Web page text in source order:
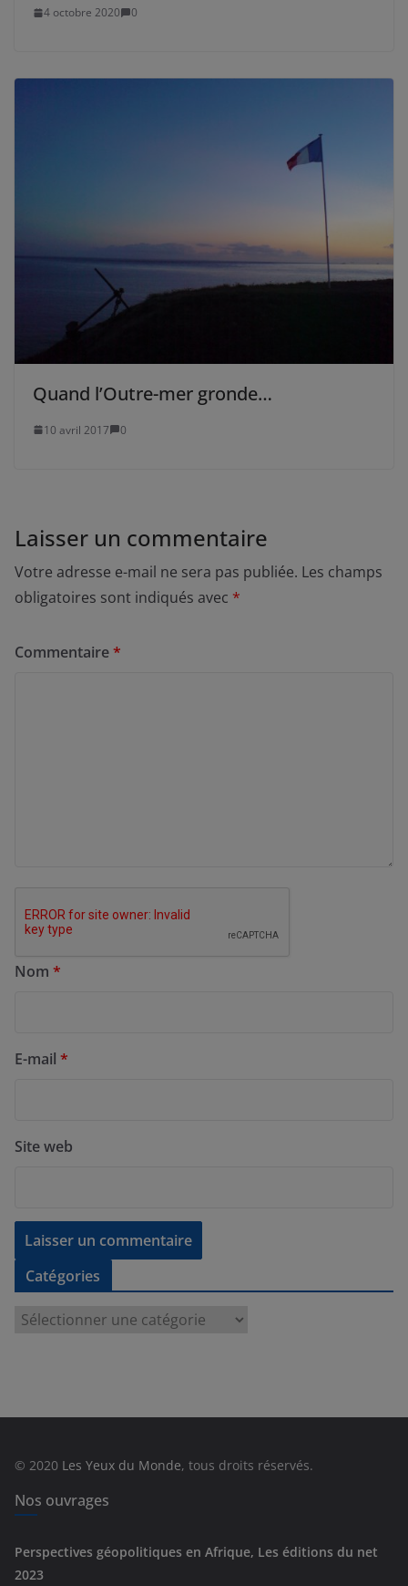
4 octobre 2020 0
Quand l’Outre-mer gronde…
10 avril 2017 0
Laisser un commentaire
Votre adresse e-mail ne sera pas publiée. Les champs
obligatoires sont indiqués avec *
Commentaire*
Nom *
E-mail *
Site web
Catégories
e
s
© 2020 Les Yeux du Monde, tous droits réservés.
Nos ouvrages
Perspectives géopolitiques en Afrique, Les éditions du net
2023